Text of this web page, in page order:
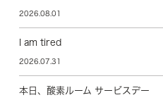
2026.08.01
I am tired
2026.07.31
本日、酸素ルーム サービスデー